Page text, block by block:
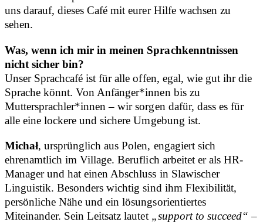
uns darauf, dieses Café mit eurer Hilfe wachsen zu
sehen.
Was, wenn ich mir in meinen Sprachkenntnissen
nicht sicher bin?
Unser Sprachcafé ist für alle offen, egal, wie gut ihr die
Sprache könnt. Von Anfänger*innen bis zu
Muttersprachler*innen – wir sorgen dafür, dass es für
alle eine lockere und sichere Umgebung ist.
Michał, ursprünglich aus Polen, engagiert sich
ehrenamtlich im Village. Beruflich arbeitet er als HR-
Manager und hat einen Abschluss in Slawischer
Linguistik. Besonders wichtig sind ihm Flexibilität,
persönliche Nähe und ein lösungsorientiertes
Miteinander. Sein Leitsatz lautet „support to succeed“ –